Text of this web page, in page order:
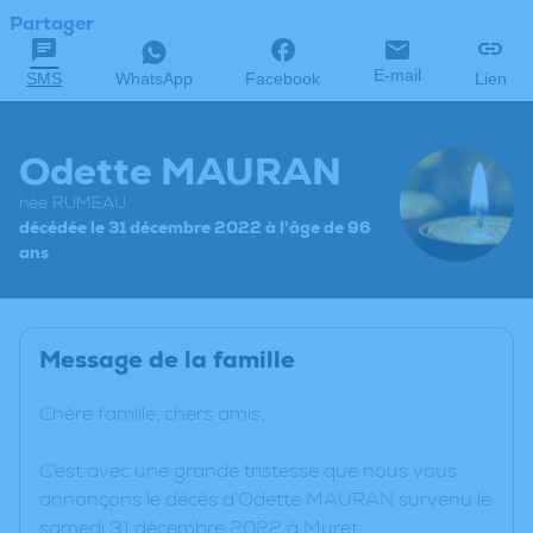
Partager
SMS WhatsApp Facebook E-mail Lien
Odette MAURAN
née RUMEAU
décédée le 31 décembre 2022 à l'âge de 96
ans
Message de la famille
Chère famille, chers amis,
C’est avec une grande tristesse que nous vous
annonçons le décès d’Odette MAURAN survenu le
samedi 31 décembre 2022 à Muret.